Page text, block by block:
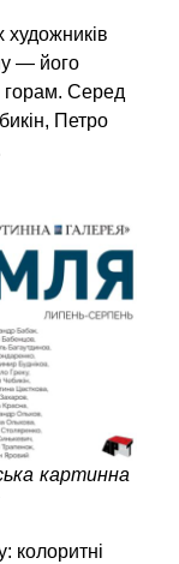
художників
— його
горам. Серед
Петро
картинна
колоритні